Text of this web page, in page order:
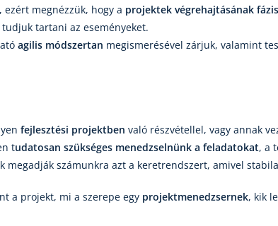
megnézzük, hogy a projektek végrehajtásának
tartani az eseményeket.
agilis módszertan megismerésével zárjuk, valamint
fejlesztési projektben való részvétellel, vagy annak
tudatosan szükséges menedzselnünk a feladatokat, a
számunkra azt a keretrendszert, amivel
a projekt, mi a szerepe egy projektmenedzsernek, kik